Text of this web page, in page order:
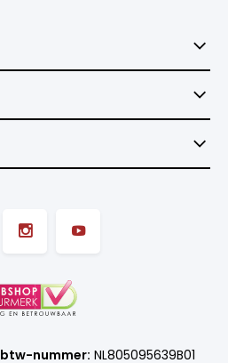
btw-nummer: NL805095639B01